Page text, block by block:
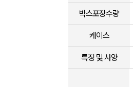
박스포장수량
케이스
특징 및 사양